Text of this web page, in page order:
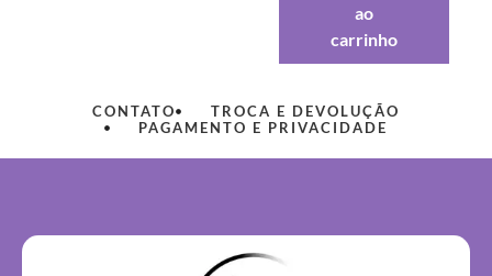
ao
carrinho
CONTATO
TROCA E DEVOLUÇÃO
PAGAMENTO E PRIVACIDADE